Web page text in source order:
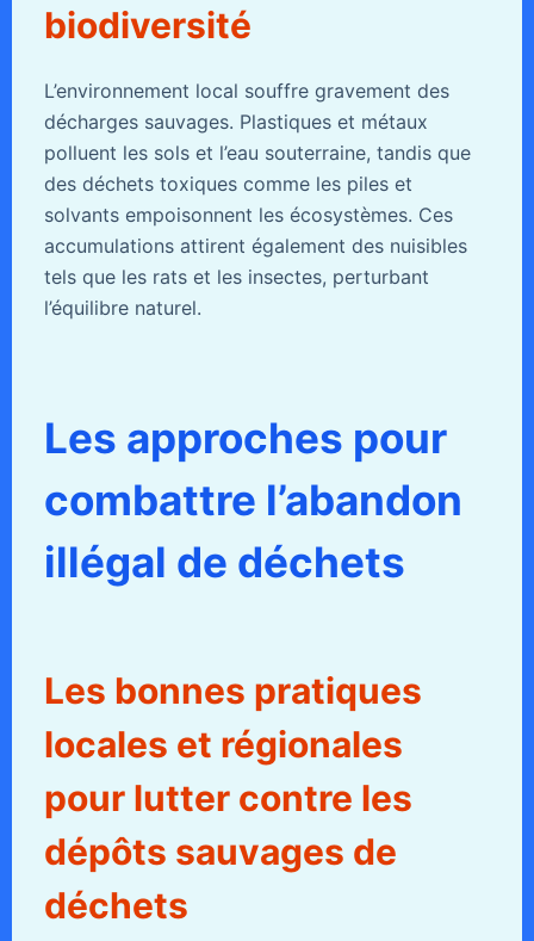
biodiversité
L’environnement local souffre gravement des
décharges sauvages. Plastiques et métaux
polluent les sols et l’eau souterraine, tandis que
des déchets toxiques comme les piles et
solvants empoisonnent les écosystèmes. Ces
accumulations attirent également des nuisibles
tels que les rats et les insectes, perturbant
l’équilibre naturel.
Les approches pour
combattre l’abandon
illégal de déchets
Les bonnes pratiques
locales et régionales
pour lutter contre les
dépôts sauvages de
déchets